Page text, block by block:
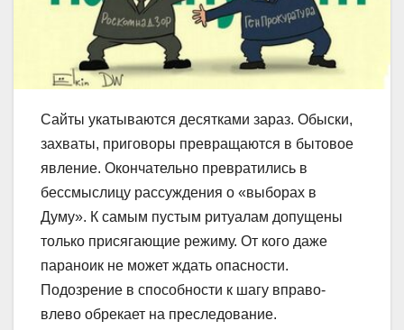
Сайты укатываются десятками зараз. Обыски,
захваты, приговоры превращаются в бытовое
явление. Окончательно превратились в
бессмыслицу рассуждения о «выборах в
Думу». К самым пустым ритуалам допущены
только присягающие режиму. От кого даже
параноик не может ждать опасности.
Подозрение в способности к шагу вправо-
влево обрекает на преследование.